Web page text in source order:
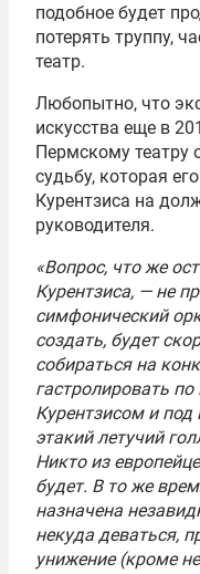
подобное будет
потерять труппу,
театр.
Любопытно, что
искусства еще в
Пермскому театру
судьбу, которая
Курентзиса на
руководителя.
«Вопрос, что же
Курентзиса, — не
симфонический
создать, будет
собираться на
гастролировать
Курентзисом и
этакий летучий
Никто из
будет. В то же
назначена
некуда деваться,
унижение (кроме